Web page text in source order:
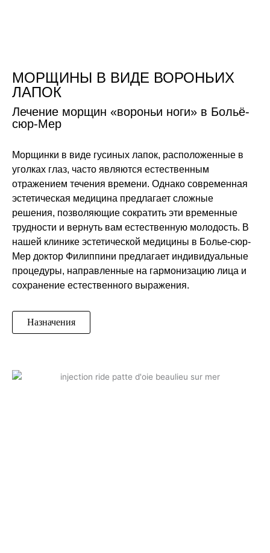
Лечение морщин «вороньи ноги» в Больё-
сюр-Мер
МОРЩИНЫ В ВИДЕ ВОРОНЬИХ
ЛАПОК
Морщинки в виде гусиных лапок, расположенные в
уголках глаз, часто являются естественным
отражением течения времени. Однако современная
эстетическая медицина предлагает сложные
решения, позволяющие сократить эти временные
трудности и вернуть вам естественную молодость. В
нашей клинике эстетической медицины в Болье-сюр-
Мер доктор Филиппини предлагает индивидуальные
процедуры, направленные на гармонизацию лица и
сохранение естественного выражения.
Назначения